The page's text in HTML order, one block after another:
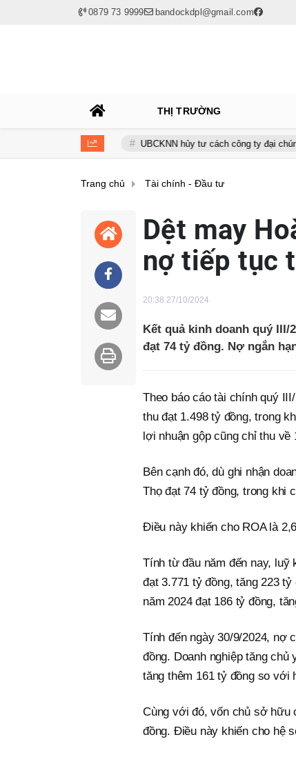
0879 73 9999 bandockdpl@gmail.com
THỊ TRƯỜNG
UBCKNN hủy tư cách công ty đại chúng của
Trang chủ Tài chính - Đầu tư
Dệt may
nợ tiếp tục
20:38 27/10/2024
Kết quả kinh doanh quý III/
đạt 74 tỷ đồng. Nợ ngắn
Theo báo cáo tài chính quý
thu đạt 1.498 tỷ đồng, trong
lợi nhuận gộp cũng chỉ thu về
Bên cạnh đó, dù ghi nhận
Thọ đạt 74 tỷ đồng, trong khi
Điều này khiến cho ROA là
Tính từ đầu năm đến nay, luỹ
đạt 3.771 tỷ đồng, tăng 223
năm 2024 đạt 186 tỷ đồng,
Tính đến ngày 30/9/2024, nợ
đồng. Doanh nghiệp tăng
tăng thêm 161 tỷ đồng so với
Cùng với đó, vốn chủ sở hữu
đồng. Điều này khiến cho hệ